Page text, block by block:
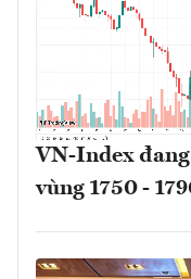
VN-Index
vùng 1750 -